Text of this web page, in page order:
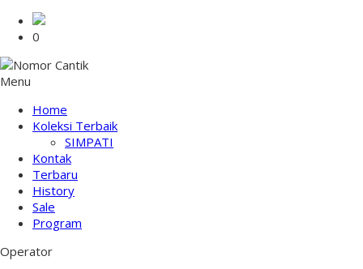
0
Menu
Home
Koleksi Terbaik
SIMPATI
Kontak
Terbaru
History
Sale
Program
Operator